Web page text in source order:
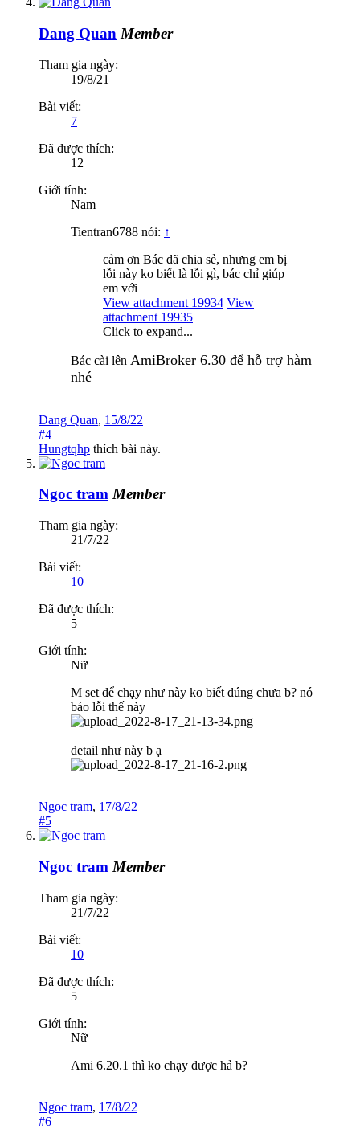
Dang Quan Member
Tham gia ngày:
19/8/21
Bài viết:
7
Đã được thích:
12
Giới tính:
Nam
Tientran6788 nói: ↑
cảm ơn Bác đã chia sẻ, nhưng em bị
lỗi này ko biết là lỗi gì, bác chỉ giúp
em với
View attachment 19934 View
attachment 19935
Click to expand...
Bác cài lên AmiBroker 6.30 để hỗ trợ hàm
nhé
Dang Quan, 15/8/22
#4
Hungtqhp thích bài này.
Ngoc tram Member
Tham gia ngày:
21/7/22
Bài viết:
10
Đã được thích:
5
Giới tính:
Nữ
M set để chạy như này ko biết đúng chưa b? nó
báo lỗi thế này
detail như này b ạ
Ngoc tram, 17/8/22
#5
Ngoc tram Member
Tham gia ngày:
21/7/22
Bài viết:
10
Đã được thích:
5
Giới tính:
Nữ
Ami 6.20.1 thì ko chạy được hả b?
Ngoc tram, 17/8/22
#6